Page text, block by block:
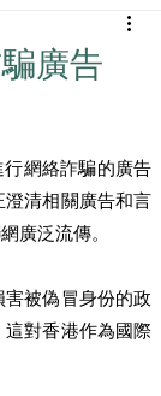
圓桌
廣告
網絡詐騙的廣告
清相關廣告和言
廣泛流傳。
被偽冒身份的政
對香港作為國際